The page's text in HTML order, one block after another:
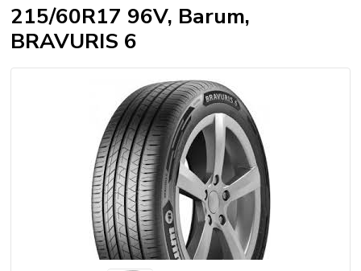
215/60R17 96V, Barum,
BRAVURIS 6